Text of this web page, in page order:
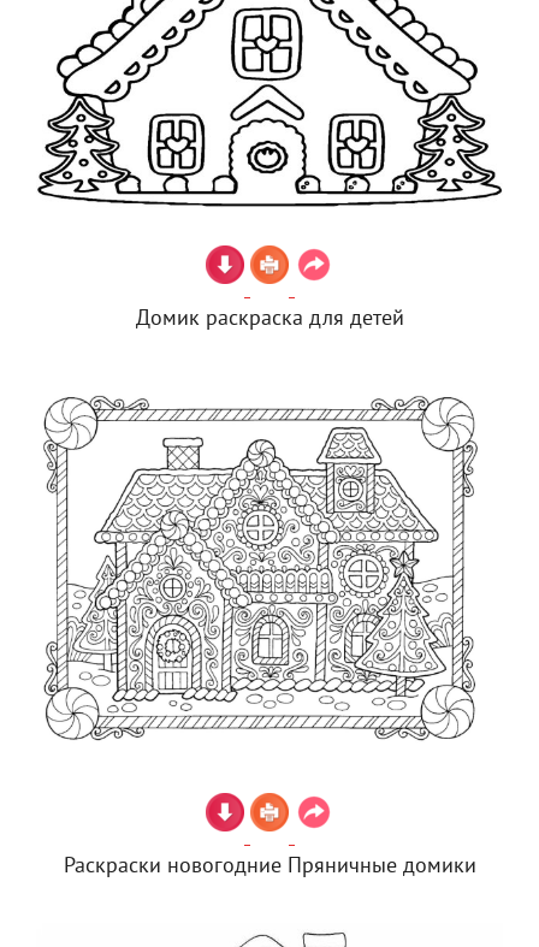
Домик раскраска для детей
Раскраски новогодние Пряничные домики